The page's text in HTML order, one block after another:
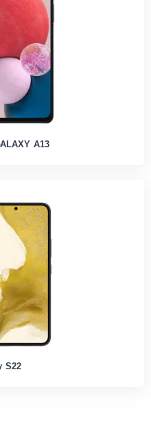
A13
S22